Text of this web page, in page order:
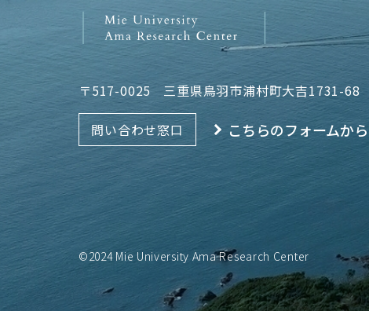
〒517-0025 三重県鳥羽市浦村町大吉1731-68
問い合わせ窓口 こちらのフォームから
©2024 Mie University Ama Research Center